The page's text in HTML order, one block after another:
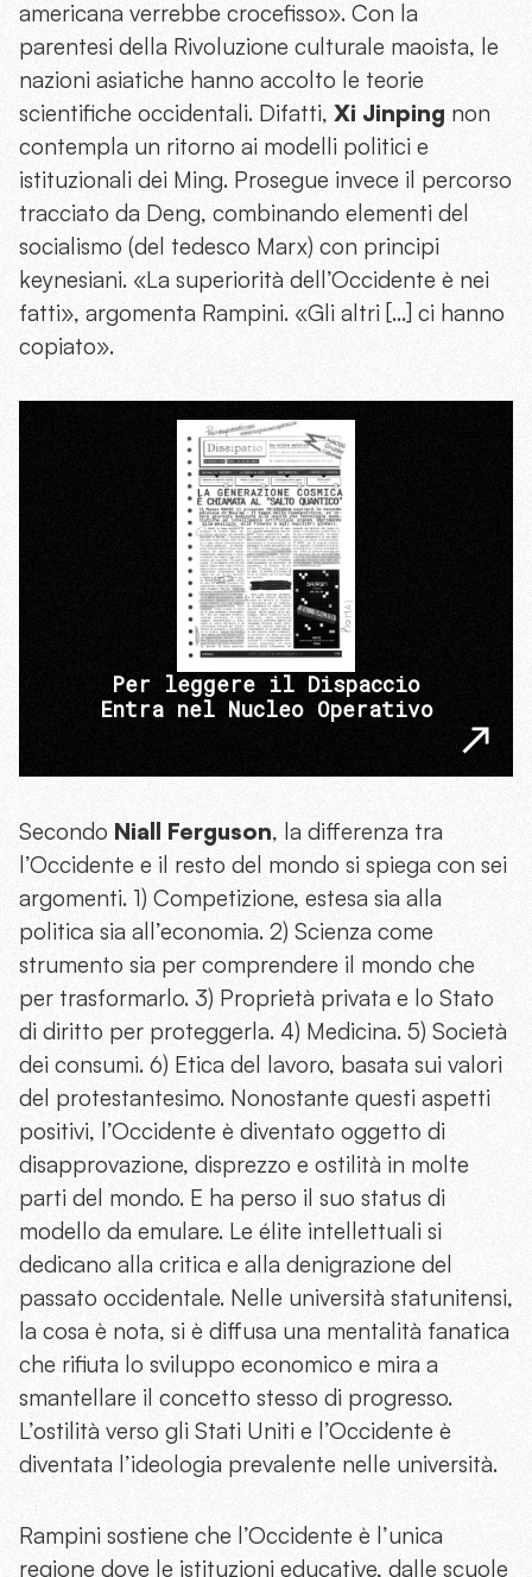
americana verrebbe crocefisso». Con la
parentesi della Rivoluzione culturale maoista, le
nazioni asiatiche hanno accolto le teorie
scientifiche occidentali. Difatti, Xi Jinping non
contempla un ritorno ai modelli politici e
istituzionali dei Ming. Prosegue invece il percorso
tracciato da Deng, combinando elementi del
socialismo (del tedesco Marx) con principi
keynesiani. «La superiorità dell’Occidente è nei
fatti», argomenta Rampini. «Gli altri […] ci hanno
copiato».
Per leggere il Dispaccio
Entra nel Nucleo Operativo
Secondo Niall Ferguson, la differenza tra
l’Occidente e il resto del mondo si spiega con sei
argomenti. 1) Competizione, estesa sia alla
politica sia all’economia. 2) Scienza come
strumento sia per comprendere il mondo che
per trasformarlo. 3) Proprietà privata e lo Stato
di diritto per proteggerla. 4) Medicina. 5) Società
dei consumi. 6) Etica del lavoro, basata sui valori
del protestantesimo. Nonostante questi aspetti
positivi, l’Occidente è diventato oggetto di
disapprovazione, disprezzo e ostilità in molte
parti del mondo. E ha perso il suo status di
modello da emulare. Le élite intellettuali si
dedicano alla critica e alla denigrazione del
passato occidentale. Nelle università statunitensi,
la cosa è nota, si è diffusa una mentalità fanatica
che rifiuta lo sviluppo economico e mira a
smantellare il concetto stesso di progresso.
L’ostilità verso gli Stati Uniti e l’Occidente è
diventata l’ideologia prevalente nelle università.
Rampini sostiene che l’Occidente è l’unica
regione dove le istituzioni educative, dalle scuole